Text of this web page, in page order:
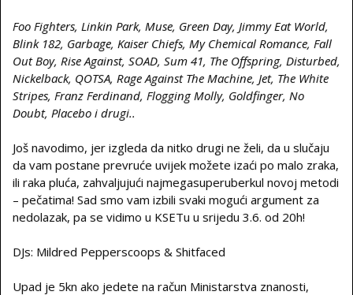
Foo Fighters, Linkin Park, Muse, Green Day, Jimmy Eat World,
Blink 182, Garbage, Kaiser Chiefs, My Chemical Romance, Fall
Out Boy, Rise Against, SOAD, Sum 41, The Offspring, Disturbed,
Nickelback, QOTSA, Rage Against The Machine, Jet, The White
Stripes, Franz Ferdinand, Flogging Molly, Goldfinger, No
Doubt, Placebo i drugi..
Još navodimo, jer izgleda da nitko drugi ne želi, da u slučaju
da vam postane prevruće uvijek možete izaći po malo zraka,
ili raka pluća, zahvaljujući najmegasuperuberkul novoj metodi
– pečatima! Sad smo vam izbili svaki mogući argument za
nedolazak, pa se vidimo u KSETu u srijedu 3.6. od 20h!
DJs: Mildred Pepperscoops & Shitfaced
Upad je 5kn ako jedete na račun Ministarstva znanosti,